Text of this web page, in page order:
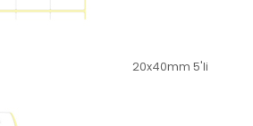
20x40mm 5'li